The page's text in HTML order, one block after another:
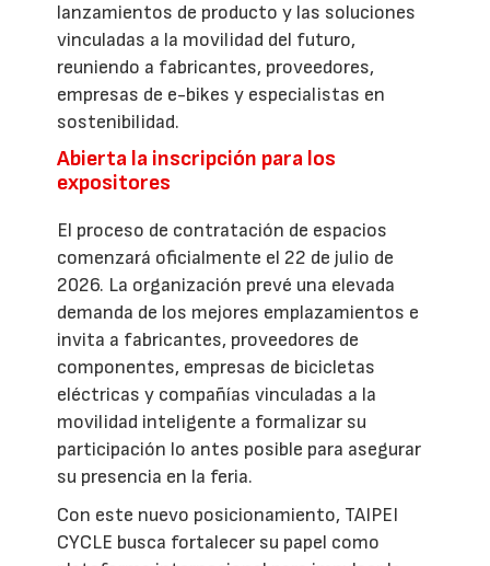
lanzamientos de producto y las soluciones
vinculadas a la movilidad del futuro,
reuniendo a fabricantes, proveedores,
empresas de e-bikes y especialistas en
sostenibilidad.
Abierta la inscripción para los
expositores
El proceso de contratación de espacios
comenzará oficialmente el 22 de julio de
2026. La organización prevé una elevada
demanda de los mejores emplazamientos e
invita a fabricantes, proveedores de
componentes, empresas de bicicletas
eléctricas y compañías vinculadas a la
movilidad inteligente a formalizar su
participación lo antes posible para asegurar
su presencia en la feria.
Con este nuevo posicionamiento, TAIPEI
CYCLE busca fortalecer su papel como